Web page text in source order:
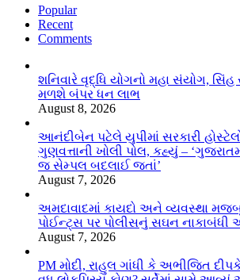
Popular
Recent
Comments
શનિવારે વૃદ્ધિ યોગનો મહા સંયોગ,
મળશે બંપર ધન લાભ
August 8, 2026
આનંદીબેન પટેલે યુપીમાં સરકારી
ગુણવત્તાની ખોલી પોલ, કહ્યું –
જ સેમ્પલ બદલાઈ જતાં’
August 7, 2026
અમદાવાદમાં કાયદો અને વ્યવસ્થા
પોઈન્ટ્સ પર પોલીસનું સઘન
August 7, 2026
PM મોદી, રાહુલ ગાંધી કે અભીજિત